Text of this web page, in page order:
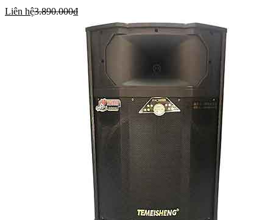
Liên hệ3.890.000₫